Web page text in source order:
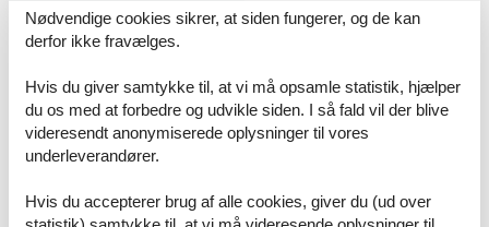
reichhaltiges Angebot an Leckereien.
Auch auf einen Supermarkt, Drogerien und eine Apotheke müssen
Sie nicht verzichten.
Planen Sie doch einmal eine kleine Reise mit der legendären
Dampfeisenbahn "Molli"! Ein unvergessliches Erlebnis. Detaillierte
Auskünfte erhalten Sie am Bahnhof-Ost.
Ankommen und wohlfühlen...
Freuen Sie sich auf ein ansprechendes 2-Zimmer-Apartment in der
Nødvendige cookies sikrer, at siden fungerer, og de kan
derfor ikke fravælges.
Hvis du giver samtykke til, at vi må opsamle statistik, hjælper
du os med at forbedre og udvikle siden. I så fald vil der blive
videresendt anonymiserede oplysninger til vores
underleverandører.
Hvis du accepterer brug af alle cookies, giver du (ud over